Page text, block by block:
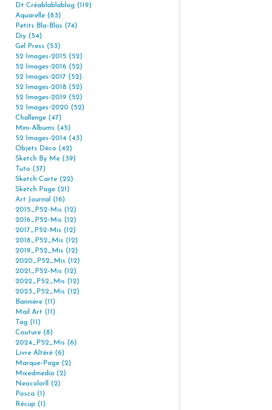
Dt Créablablablog (119)
Aquarelle (83)
Petits Bla-Blas (74)
Diy (54)
Gel Press (53)
52 Images-2015 (52)
52 Images-2016 (52)
52 Images-2017 (52)
52 Images-2018 (52)
52 Images-2019 (52)
52 Images-2020 (52)
Challenge (47)
Mini-Albums (45)
52 Images-2014 (43)
Objets Déco (42)
Sketch By Me (39)
Tuto (37)
Sketch Carte (22)
Sketch Page (21)
Art Journal (16)
2015_P52-Mis (12)
2016_P52-Mis (12)
2017_P52-Mis (12)
2018_P52_Mis (12)
2019_P52_Mis (12)
2020_P52_Mis (12)
2021_P52-Mis (12)
2022_P52_Mis (12)
2023_P52_Mis (12)
Bannière (11)
Mail Art (11)
Tag (11)
Couture (8)
2024_P52_Mis (6)
Livre Altéré (6)
Marque-Page (2)
Mixedmedia (2)
Neocolorll (2)
Posca (1)
Récup (1)